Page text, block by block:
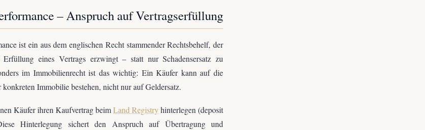
– Anspruch auf Vertragserfüllung
ist ein aus dem englischen Recht stammender Rechtsbehelf, der
Erfüllung eines Vertrags erzwingt – statt nur Schadensersatz zu
im Immobilienrecht ist das wichtig: Ein Käufer kann auf die
Immobilie bestehen, nicht nur auf Geldersatz.
Käufer ihren Kaufvertrag beimLand Registryhinterlegen (deposit
Hinterlegung sichert den Anspruch auf Übertragung und